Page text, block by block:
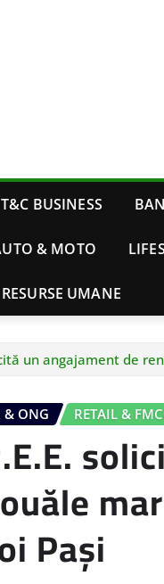
BUSINESS
& MOTO
RESURSE UMANE
un angajament de
& ONG RETAIL &
Pași